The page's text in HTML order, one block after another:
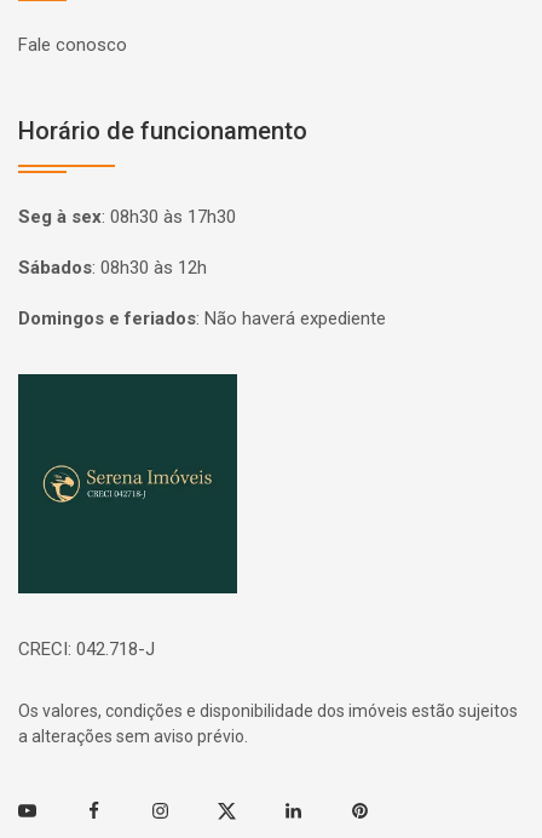
Fale conosco
Horário de funcionamento
Seg à sex: 08h30 às 17h30
Sábados: 08h30 às 12h
Domingos e feriados: Não haverá expediente
CRECI: 042.718-J
Os valores, condições e disponibilidade dos imóveis estão sujeitos
a alterações sem aviso prévio.
Youtube FacebookInstagramTwitter Linkedin Pinterest